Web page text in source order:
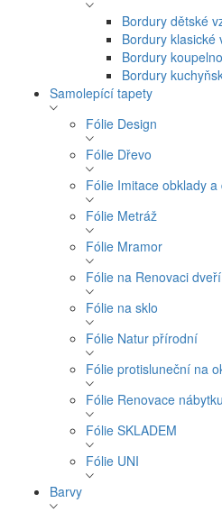
Bordury dětské
Bordury klasické
Bordury
Bordury
Samolepící tapety
Fólie Design
Fólie Dřevo
Fólie Imitace obklady a
Fólie Metráž
Fólie Mramor
Fólie na Renovaci dveří
Fólie na sklo
Fólie Natur přírodní
Fólie protisluneční na
Fólie Renovace nábytku
Fólie SKLADEM
Fólie UNI
Barvy